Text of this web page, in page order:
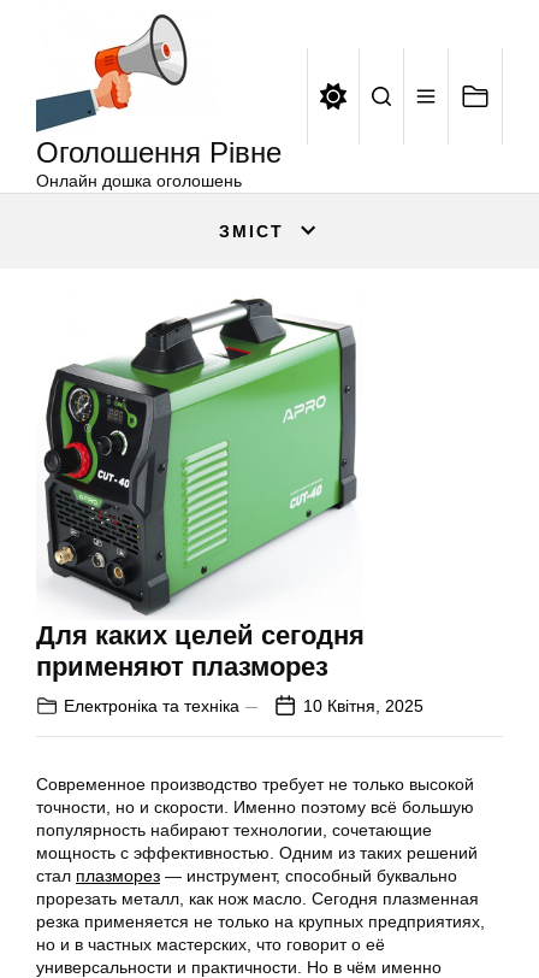
Оголошення Рівне
Онлайн дошка оголошень
ЗМІСТ
Для каких целей сегодня
применяют плазморез
Електроніка та техніка 10 Квітня, 2025
Современное производство требует не только высокой
точности, но и скорости. Именно поэтому всё большую
популярность набирают технологии, сочетающие
мощность с эффективностью. Одним из таких решений
стал плазморез — инструмент, способный буквально
прорезать металл, как нож масло. Сегодня плазменная
резка применяется не только на крупных предприятиях,
но и в частных мастерских, что говорит о её
универсальности и практичности. Но в чём именно